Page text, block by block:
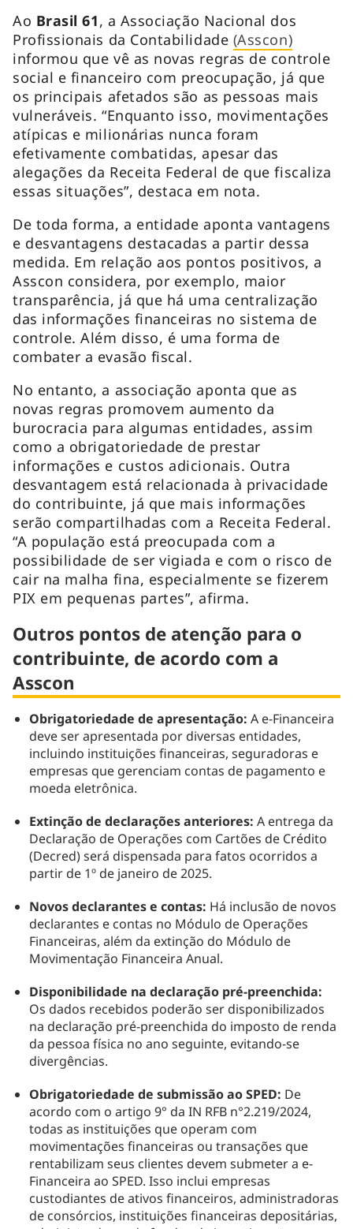
Ao Brasil 61, a Associação Nacional dos
Profissionais da Contabilidade (Asscon)
informou que vê as novas regras de controle
social e financeiro com preocupação, já que
os principais afetados são as pessoas mais
vulneráveis. “Enquanto isso, movimentações
atípicas e milionárias nunca foram
efetivamente combatidas, apesar das
alegações da Receita Federal de que fiscaliza
essas situações”, destaca em nota.
De toda forma, a entidade aponta vantagens
e desvantagens destacadas a partir dessa
medida. Em relação aos pontos positivos, a
Asscon considera, por exemplo, maior
transparência, já que há uma centralização
das informações financeiras no sistema de
controle. Além disso, é uma forma de
combater a evasão fiscal.
No entanto, a associação aponta que as
novas regras promovem aumento da
burocracia para algumas entidades, assim
como a obrigatoriedade de prestar
informações e custos adicionais. Outra
desvantagem está relacionada à privacidade
do contribuinte, já que mais informações
serão compartilhadas com a Receita Federal.
“A população está preocupada com a
possibilidade de ser vigiada e com o risco de
cair na malha fina, especialmente se fizerem
PIX em pequenas partes”, afirma.
Outros pontos de atenção para o
contribuinte, de acordo com a
Asscon
Obrigatoriedade de apresentação: A e-Financeira
deve ser apresentada por diversas entidades,
incluindo instituições financeiras, seguradoras e
empresas que gerenciam contas de pagamento e
moeda eletrônica.
Extinção de declarações anteriores: A entrega da
Declaração de Operações com Cartões de Crédito
(Decred) será dispensada para fatos ocorridos a
partir de 1º de janeiro de 2025.
Novos declarantes e contas: Há inclusão de novos
declarantes e contas no Módulo de Operações
Financeiras, além da extinção do Módulo de
Movimentação Financeira Anual.
Disponibilidade na declaração pré-preenchida:
Os dados recebidos poderão ser disponibilizados
na declaração pré-preenchida do imposto de renda
da pessoa física no ano seguinte, evitando-se
divergências.
Obrigatoriedade de submissão ao SPED: De
acordo com o artigo 9° da IN RFB n°2.219/2024,
todas as instituições que operam com
movimentações financeiras ou transações que
rentabilizam seus clientes devem submeter a e-
Financeira ao SPED. Isso inclui empresas
custodiantes de ativos financeiros, administradoras
de consórcios, instituições financeiras depositárias,